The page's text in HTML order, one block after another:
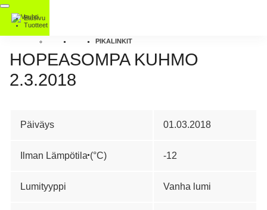
Etusivu
Tuotteet
PIKALINKIT
HOPEASOMPA KUHMO
2.3.2018
Päiväys 01.03.2018
Ilman Lämpötila (°C) -12
Lumityyppi Vanha lumi